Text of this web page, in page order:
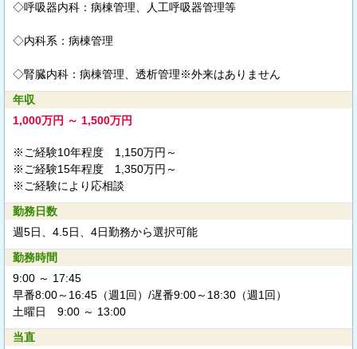
◇呼吸器内科：病棟管理、人工呼吸器管理等
◇内科系：病棟管理
◇腎臓内科：病棟管理、透析管理※外来はありません
年収
1,000万円 ～ 1,500万円
※ご経験10年程度 1,150万円～
※ご経験15年程度 1,350万円～
※ご経験により応相談
勤務日数
週5日、4.5日、4日勤務から選択可能
勤務時間
9:00 ～ 17:45
早番8:00～16:45（週1回）/遅番9:00～18:30（週1回）
土曜日 9:00 ～ 13:00
当直